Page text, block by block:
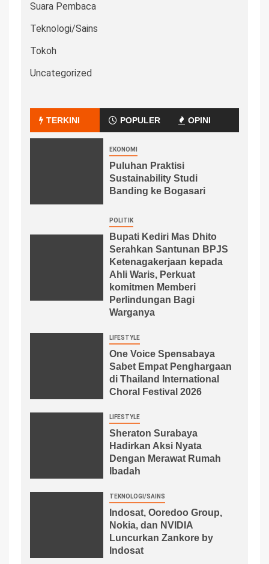
Suara Pembaca
Teknologi/Sains
Tokoh
Uncategorized
TERKINI POPULER OPINI
EKONOMI
Puluhan Praktisi
Sustainability Studi
Banding ke Bogasari
POLITIK
Bupati Kediri Mas Dhito
Serahkan Santunan BPJS
Ketenagakerjaan kepada
Ahli Waris, Perkuat
komitmen Memberi
Perlindungan Bagi
Warganya
LIFESTYLE
One Voice Spensabaya
Sabet Empat Penghargaan
di Thailand International
Choral Festival 2026
LIFESTYLE
Sheraton Surabaya
Hadirkan Aksi Nyata
Dengan Merawat Rumah
Ibadah
TEKNOLOGI/SAINS
Indosat, Ooredoo Group,
Nokia, dan NVIDIA
Luncurkan Zankore by
Indosat